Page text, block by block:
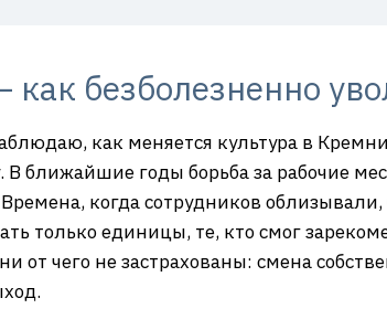
как безболезненно
как меняется культура в
В ближайшие годы борьба за рабочие
когда сотрудников
только единицы, те, кто смог
от чего не застрахованы: смена